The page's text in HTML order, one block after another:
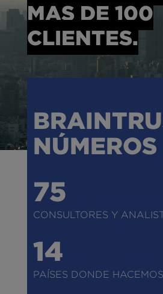
MAS DE 100
CLIENTES.
NÚMEROS
75
CONSULTORES Y
14
PAÍSES DONDE